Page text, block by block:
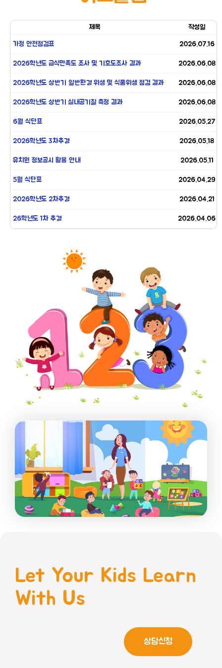
제목 작성일
가정 안전점검표 2026.07.16
2026학년도 급식만족도 조사 및 기호도조사 결과 2026.06.08
2026학년도 상반기 일반환경 위생 및 식품위생 점검 결과 2026.06.08
2026학년도 상반기 실내공기질 측정 결과 2026.06.08
6월 식단표 2026.05.27
2026학년도 3차추경 2026.05.18
유치원 정보공시 활용 안내 2026.05.11
5월 식단표 2026.04.29
2026학년도 2차추경 2026.04.21
26학년도 1차 추경 2026.04.06
Let Your Kids Learn
With Us
상담신청